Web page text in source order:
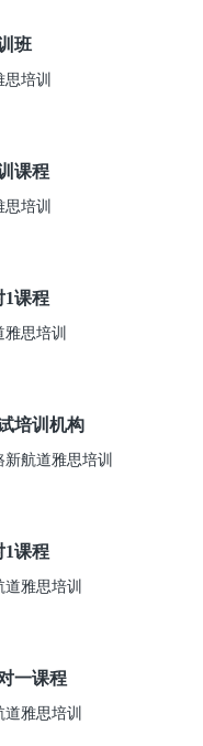
班
培训
课程
培训
1课程
思培训
培训机构
航道雅思培训
1课程
雅思培训
一课程
雅思培训